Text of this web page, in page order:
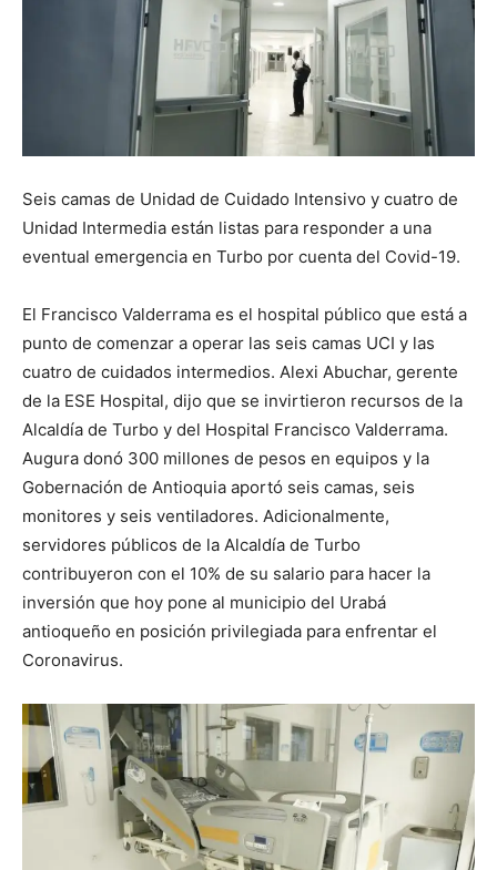
Seis camas de Unidad de Cuidado Intensivo y cuatro de
Unidad Intermedia están listas para responder a una
eventual emergencia en Turbo por cuenta del Covid-19.
El Francisco Valderrama es el hospital público que está a
punto de comenzar a operar las seis camas UCI y las
cuatro de cuidados intermedios. Alexi Abuchar, gerente
de la ESE Hospital, dijo que se invirtieron recursos de la
Alcaldía de Turbo y del Hospital Francisco Valderrama.
Augura donó 300 millones de pesos en equipos y la
Gobernación de Antioquia aportó seis camas, seis
monitores y seis ventiladores. Adicionalmente,
servidores públicos de la Alcaldía de Turbo
contribuyeron con el 10% de su salario para hacer la
inversión que hoy pone al municipio del Urabá
antioqueño en posición privilegiada para enfrentar el
Coronavirus.